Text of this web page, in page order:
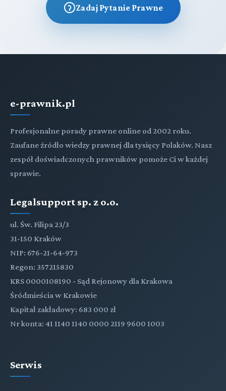
Zadaj Pytanie Prawne
e-prawnik.pl
Profesjonalne porady prawne online od 2002 roku.
Zaufane źródło wiedzy prawnej dla tysięcy Polaków. Nasz
zespół doświadczonych prawników pomoże Ci w każdej
sprawie.
Legalsupport sp. z o.o.
ul. Św. Filipa 23/3
31-150 Kraków
NIP: 676-21-64-973
Regon: 357215830
KRS 0000108190 - Sąd Rejonowy dla Krakowa
Śródmieścia w Krakowie
Kapitał zakładowy: 683 000 zł
Nr konta: 41 1140 1140 0000 2119 9600 1003
Serwis